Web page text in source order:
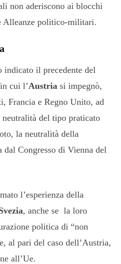
non aderiscono ai blocchi
Alleanze politico-militari.
indicato il precedente del
in cui l’Austria si impegnò,
Francia e Regno Unito, ad
neutralità del tipo praticato
la neutralità della
dal Congresso di Vienna del
l’esperienza della
, anche se la loro
politica di “non
al pari del caso dell’Austria,
all’Ue.